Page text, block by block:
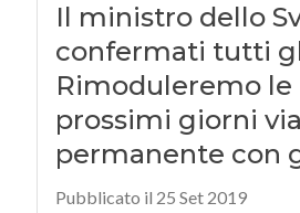
Il ministro dello
confermati tutti
Rimoduleremo le
prossimi giorni
permanente con
Pubblicato il 25 Set 2019